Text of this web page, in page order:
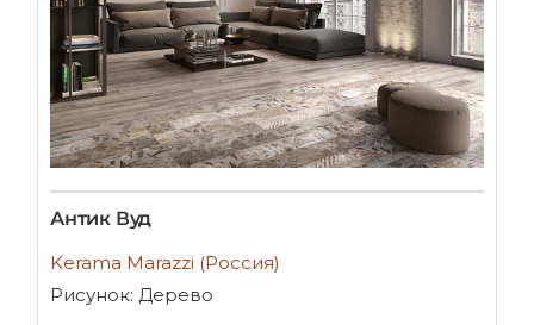
Антик Вуд
Kerama Marazzi (Россия)
Рисунок: Дерево